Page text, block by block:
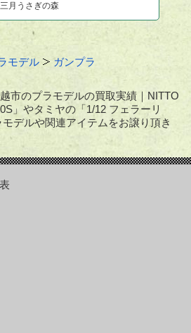
月うさぎの森
モデル
ガンプラ
市のプラモデルの買取実績｜NITTO
」やタミヤの「1/12 フェラーリ
デルや関連アイテムをお譲り頂き